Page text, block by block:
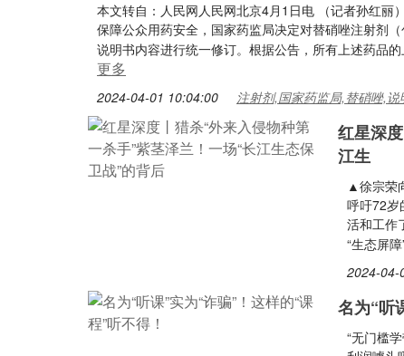
本文转自：人民网人民网北京4月1日电 （记者孙红丽
保障公众用药安全，国家药监局决定对替硝唑注射剂
说明书内容进行统一修订。根据公告，所有上述药品
更多
2024-04-01 10:04:00 注射剂,国家药监局,替硝唑,
红星深
江生
▲徐宗荣
呼吁72岁
活和工作
“生态屏
2024-04-
名为“听
“无门槛